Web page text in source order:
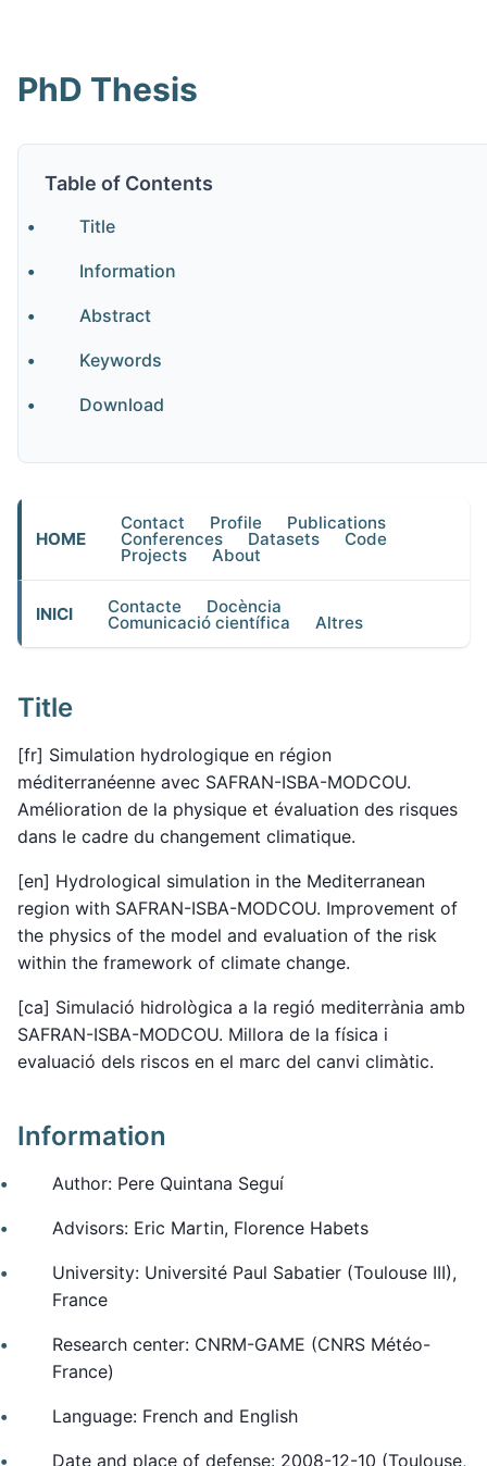
PhD Thesis
Table of Contents
Title
Information
Abstract
Keywords
Download
HOME
Contact Profile Publications
Conferences Datasets Code
Projects About
INICI Contacte Docència
Comunicació científica Altres
Title
[fr] Simulation hydrologique en région
méditerranéenne avec SAFRAN-ISBA-MODCOU.
Amélioration de la physique et évaluation des risques
dans le cadre du changement climatique.
[en] Hydrological simulation in the Mediterranean
region with SAFRAN-ISBA-MODCOU. Improvement of
the physics of the model and evaluation of the risk
within the framework of climate change.
[ca] Simulació hidrològica a la regió mediterrània amb
SAFRAN-ISBA-MODCOU. Millora de la física i
evaluació dels riscos en el marc del canvi climàtic.
Information
Author: Pere Quintana Seguí
Advisors: Eric Martin, Florence Habets
University: Université Paul Sabatier (Toulouse III),
France
Research center: CNRM-GAME (CNRS Météo-
France)
Language: French and English
Date and place of defense: 2008-12-10 (Toulouse,